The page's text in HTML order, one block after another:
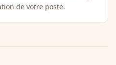
de votre poste.